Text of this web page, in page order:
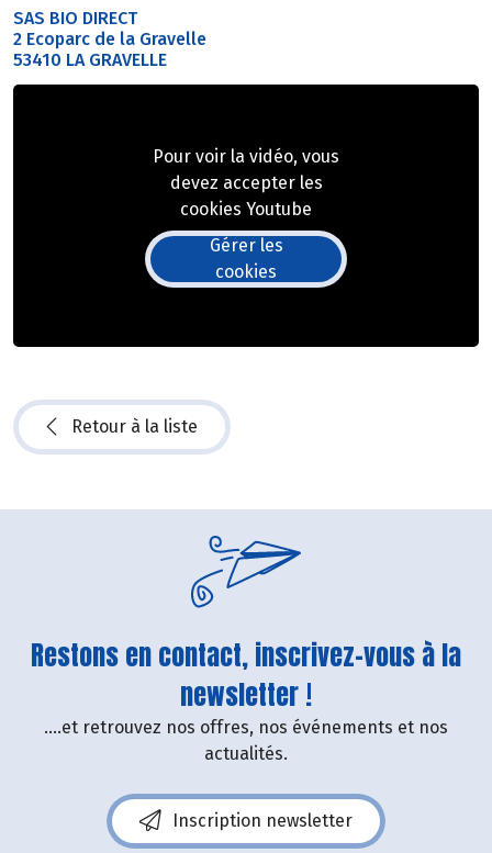
SAS BIO DIRECT
2 Ecoparc de la Gravelle
53410 LA GRAVELLE
Pour voir la vidéo, vous
devez accepter les
cookies Youtube
Gérer les
cookies
Retour à la liste
Restons en contact, inscrivez-vous à la
newsletter !
....et retrouvez nos offres, nos événements et nos
actualités.
Inscription newsletter